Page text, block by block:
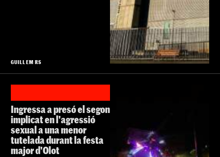
GUILLEM RS
Ingressa a presó el segon
implicat en l'agressió
sexual a una menor
tutelada durant la festa
major d'Olot